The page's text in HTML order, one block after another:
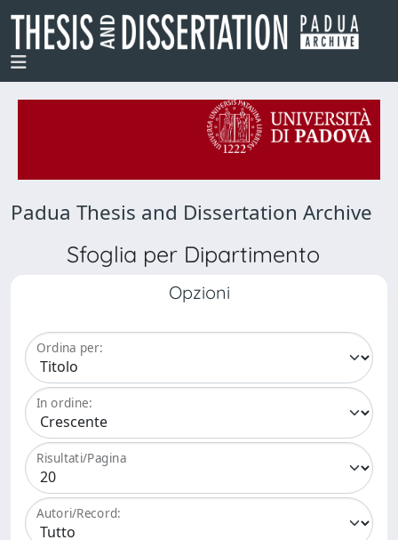
Padua Thesis and Dissertation Archive
Sfoglia per Dipartimento
Opzioni
Ordina per:
In ordine:
Risultati/Pagina
Autori/Record: